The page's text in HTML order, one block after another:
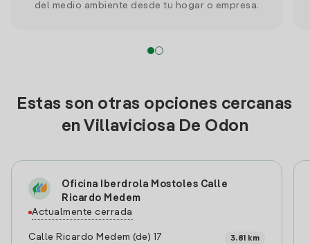
del medio ambiente desde tu hogar o empresa.
Estas son otras opciones cercanas
en Villaviciosa De Odon
Oficina Iberdrola Mostoles Calle
Ricardo Medem
Actualmente cerrada
Calle Ricardo Medem (de) 17
3.81 km